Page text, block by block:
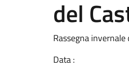
del
Rassegna
Data :